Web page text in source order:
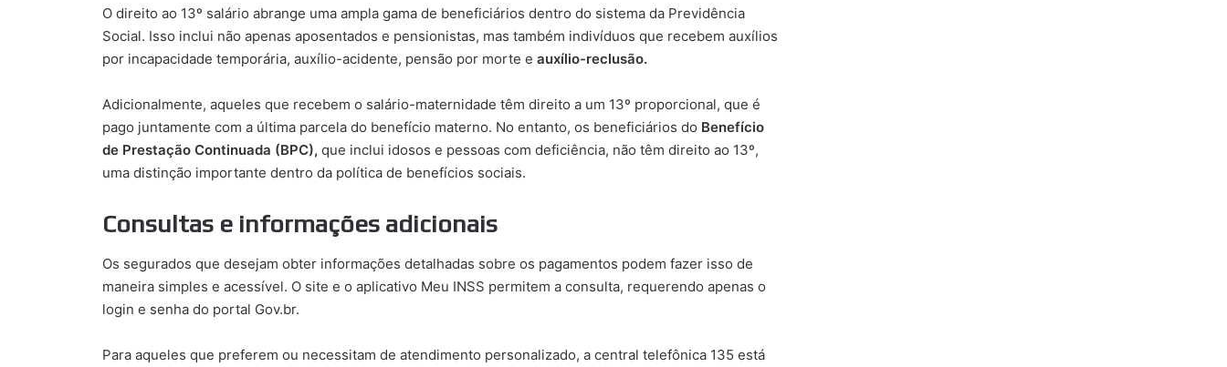
O direito ao 13º salário abrange uma ampla gama de beneficiários dentro do sistema da Previdência
Social. Isso inclui não apenas aposentados e pensionistas, mas também indivíduos que recebem auxílios
por incapacidade temporária, auxílio-acidente, pensão por morte e auxílio-reclusão.
Adicionalmente, aqueles que recebem o salário-maternidade têm direito a um 13º proporcional, que é
pago juntamente com a última parcela do benefício materno. No entanto, os beneficiários do Benefício
de Prestação Continuada (BPC), que inclui idosos e pessoas com deficiência, não têm direito ao 13º,
uma distinção importante dentro da política de benefícios sociais.
Consultas e informações adicionais
Os segurados que desejam obter informações detalhadas sobre os pagamentos podem fazer isso de
maneira simples e acessível. O site e o aplicativo Meu INSS permitem a consulta, requerendo apenas o
login e senha do portal Gov.br.
Para aqueles que preferem ou necessitam de atendimento personalizado, a central telefônica 135 está